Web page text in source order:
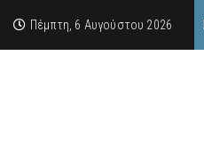
Πέμπτη, 6 Αυγούστου 2026